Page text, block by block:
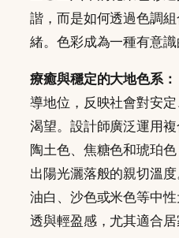
諧，而是如何透過色調
緒。色彩成為一種有意識
療癒與穩定的大地色系：
導地位，反映社會對安
渴望。設計師廣泛運用複
陶土色、焦糖色和琥珀
出陽光灑落般的親切溫
油白、沙色或米色等中
透與輕盈感，尤其適合居